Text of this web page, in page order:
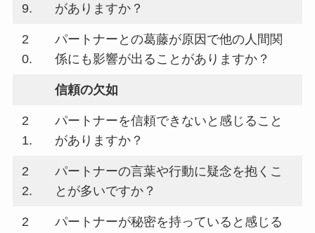
9. がありますか？
2
0.
パートナーとの葛藤が原因で他の人間関
係にも影響が出ることがありますか？
信頼の欠如
2
1.
パートナーを信頼できないと感じること
がありますか？
2
2.
パートナーの言葉や行動に疑念を抱くこ
とが多いですか？
2
パートナーが秘密を持っていると感じる